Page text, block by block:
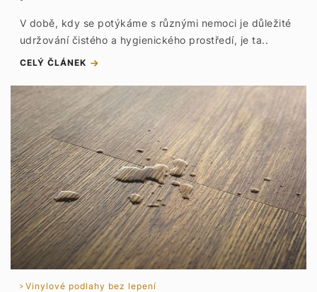
V době, kdy se potýkáme s různými nemoci je důležité
udržování čistého a hygienického prostředí, je ta..
CELÝ ČLÁNEK
Vinylové podlahy bez lepení